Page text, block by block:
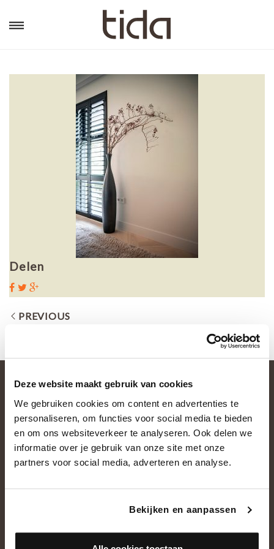
Deze website maakt gebruik van cookies
We gebruiken cookies om content en advertenties te
personaliseren, om functies voor social media te bieden
en om ons websiteverkeer te analyseren. Ook delen we
informatie over je gebruik van onze site met onze
partners voor social media, adverteren en analyse.
Bekijken en aanpassen
Delen
PREVIOUS